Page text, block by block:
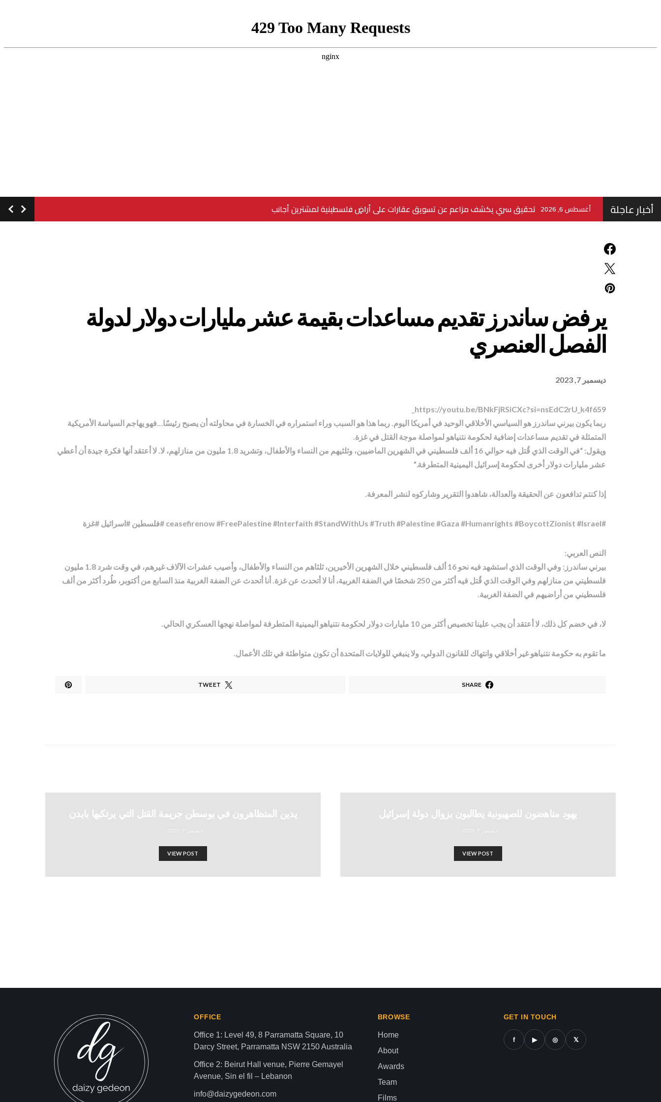
يرفض ساندرز تقديم مساعدات بقيمة عشر مليارات دولار لدولة
الفصل العنصري
ديسمبر 7, 2023
https://youtu.be/BNkFjRSiCXc?si=nsEdC2rU_k4f659_
ربما يكون بيرني ساندرز هو السياسي الأخلاقي الوحيد في أمريكا اليوم. ربما هذا هو السبب وراء استمراره في الخسارة في محاولته أن يصبح رئيسًا…فهو يهاجم السياسة الأمريكية
المتمثلة في تقديم مساعدات إضافية لحكومة نتنياهو لمواصلة موجة القتل في غزة.
ويقول: “في الوقت الذي قُتل فيه حوالي 16 ألف فلسطيني في الشهرين الماضيين، وثلثيهم من النساء والأطفال، وتشريد 1.8 مليون من منازلهم، لا. لا أعتقد أنها فكرة جيدة أن أعطي
عشر مليارات دولار أخرى لحكومة إسرائيل اليمينية المتطرفة.”
إذا كنتم تدافعون عن الحقيقة والعدالة، شاهدوا التقرير وشاركوه لنشر المعرفة.
#ceasefirenow #FreePalestine #Interfaith #StandWithUs #Truth #Palestine #Gaza #Humanrights #BoycottZionist #Israel #فلسطين #اسرائیل #غزة
النص العربي:
بيرني ساندرز: وفي الوقت الذي استشهد فيه نحو 16 ألف فلسطيني خلال الشهرين الأخيرين، ثلثاهم من النساء والأطفال، وأصيب عشرات الآلاف غيرهم، في وقت شرد 1.8 مليون
فلسطيني من منازلهم وفي الوقت الذي قُتل فيه أكثر من 250 شخصًا في الضفة الغربية، أنا لا أتحدث عن غزة. أنا أتحدث عن الضفة الغربية منذ السابع من أكتوبر، طُرد أكثر من ألف
فلسطيني من أراضيهم في الضفة الغربية.
لا، في خضم كل ذلك، لا أعتقد أن يجب علينا تخصيص أكثر من 10 مليارات دولار لحكومة نتنياهو اليمينية المتطرفة لمواصلة نهجها العسكري الحالي.
ما تقوم به حكومة نتنياهو غير أخلاقي وانتهاك للقانون الدولي، ولا ينبغي للولايات المتحدة أن تكون متواطئة في تلك الأعمال.
SHARE
TWEET
يهود مناهضون للصهيونية يطالبون بزوال دولة إسرائيل
VIEW POST
يدين المتظاهرون في بوسطن جريمة القتل التي يرتكبها بايدن
VIEW POST